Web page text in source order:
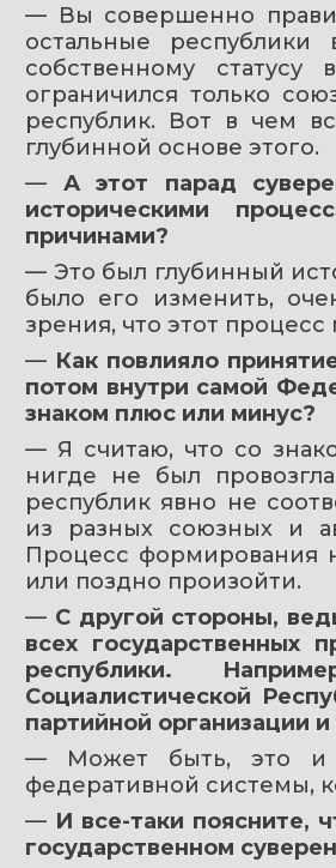
— Вы совершенно
остальные
собственному
ограничился только
республик. Вот в чем
глубинной основе этого.
— А этот парад
историческими
причинами?
— Это был глубинный
было его изменить,
зрения, что этот
— Как повлияло
потом внутри самой
знаком плюс или минус?
— Я считаю, что со
нигде не был
республик явно не
из разных союзных и
Процесс формирования
или поздно произойти.
— С другой стороны,
всех государственных
республики.
Социалистической
партийной организации
— Может быть, это и
федеративной системы,
— И все-таки поясните,
государственном